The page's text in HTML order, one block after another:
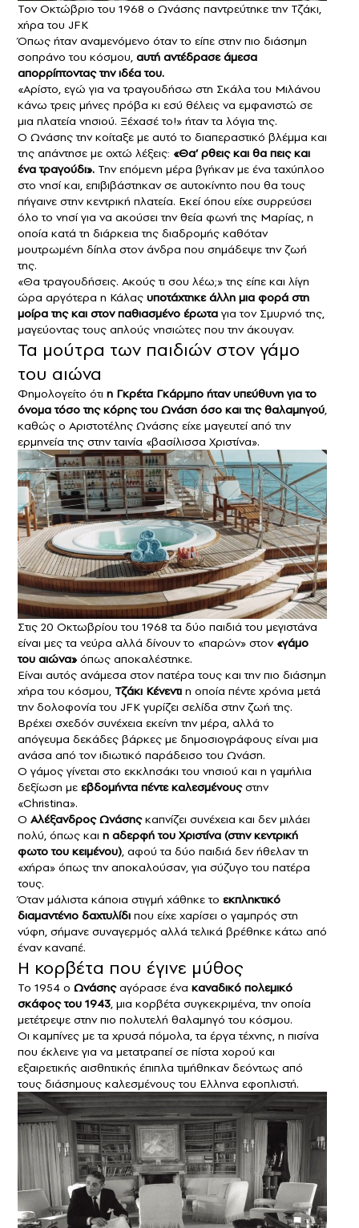
Τον Οκτώβριο του 1968 ο Ωνάσης παντρεύτηκε την Τζάκι,
χήρα του JFK
Όπως ήταν αναμενόμενο όταν το είπε στην πιο διάσημη
σοπράνο του κόσμου, αυτή αντέδρασε άμεσα
απορρίπτοντας την ιδέα του.
«Αρίστο, εγώ για να τραγουδήσω στη Σκάλα του Μιλάνου
κάνω τρεις μήνες πρόβα κι εσύ θέλεις να εμφανιστώ σε
μια πλατεία νησιού. Ξέχασέ το!» ήταν τα λόγια της.
Ο Ωνάσης την κοίταξε με αυτό το διαπεραστικό βλέμμα και
της απάντησε με οχτώ λέξεις: «Θα’ ρθεις και θα πεις και
ένα τραγούδι». Την επόμενη μέρα βγήκαν με ένα ταχύπλοο
στο νησί και, επιβιβάστηκαν σε αυτοκίνητο που θα τους
πήγαινε στην κεντρική πλατεία. Εκεί όπου είχε συρρεύσει
όλο το νησί για να ακούσει την θεία φωνή της Μαρίας, η
οποία κατά τη διάρκεια της διαδρομής καθόταν
μουτρωμένη δίπλα στον άνδρα που σημάδεψε την ζωή
της.
«Θα τραγουδήσεις. Ακούς τι σου λέω;» της είπε και λίγη
ώρα αργότερα η Κάλας υποτάχτηκε άλλη μια φορά στη
μοίρα της και στον παθιασμένο έρωτα για τον Σμυρνιό της,
μαγεύοντας τους απλούς νησιώτες που την άκουγαν.
Τα μούτρα των παιδιών στον γάμο
του αιώνα
Φημολογείτο ότι η Γκρέτα Γκάρμπο ήταν υπεύθυνη για το
όνομα τόσο της κόρης του Ωνάση όσο και της θαλαμηγού,
καθώς ο Αριστοτέλης Ωνάσης είχε μαγευτεί από την
ερμηνεία της στην ταινία «βασίλισσα Χριστίνα».
Στις 20 Οκτωβρίου του 1968 τα δύο παιδιά του μεγιστάνα
είναι μες τα νεύρα αλλά δίνουν το «παρών» στον «γάμο
του αιώνα» όπως αποκαλέστηκε.
Είναι αυτός ανάμεσα στον πατέρα τους και την πιο διάσημη
χήρα του κόσμου, Τζάκι Κένεντι η οποία πέντε χρόνια μετά
την δολοφονία του JFK γυρίζει σελίδα στην ζωή της.
Βρέχει σχεδόν συνέχεια εκείνη την μέρα, αλλά το
απόγευμα δεκάδες βάρκες με δημοσιογράφους είναι μια
ανάσα από τον ιδιωτικό παράδεισο του Ωνάση.
Ο γάμος γίνεται στο εκκλησάκι του νησιού και η γαμήλια
δεξίωση με εβδομήντα πέντε καλεσμένουςστην
«Christina».
Ο Αλέξανδρος Ωνάσηςκαπνίζει συνέχεια και δεν μιλάει
πολύ, όπως και η αδερφή του Χριστίνα (στην κεντρική
φωτο του κειμένου), αφού τα δύο παιδιά δεν ήθελαν τη
«χήρα» όπως την αποκαλούσαν, για σύζυγο του πατέρα
τους.
Όταν μάλιστα κάποια στιγμή χάθηκε το εκπληκτικό
διαμαντένιο δαχτυλίδι που είχε χαρίσει ο γαμπρός στη
νύφη, σήμανε συναγερμός αλλά τελικά βρέθηκε κάτω από
έναν καναπέ.
Η κορβέτα που έγινε μύθος
Το 1954 ο Ωνάσηςαγόρασε ένα καναδικό πολεμικό
σκάφος του 1943, μια κορβέτα συγκεκριμένα, την οποία
μετέτρεψε στην πιο πολυτελή θαλαμηγό του κόσμου.
Οι καμπίνες με τα χρυσά πόμολα, τα έργα τέχνης, η πισίνα
που έκλεινε για να μετατραπεί σε πίστα χορού και
εξαιρετικής αισθητικής έπιπλα τιμήθηκαν δεόντως από
τους διάσημους καλεσμένους του Ελληνα εφοπλιστή.